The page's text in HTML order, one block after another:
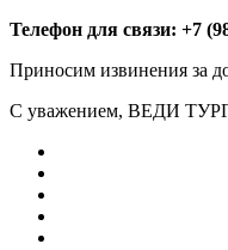
Телефон для связи: +7
Приносим извинения за
С уважением, ВЕДИ